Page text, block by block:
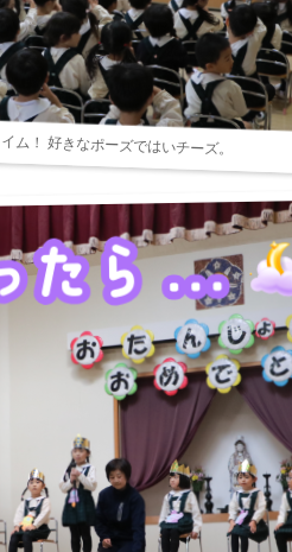
ム！ 好きなポーズではいチーズ。